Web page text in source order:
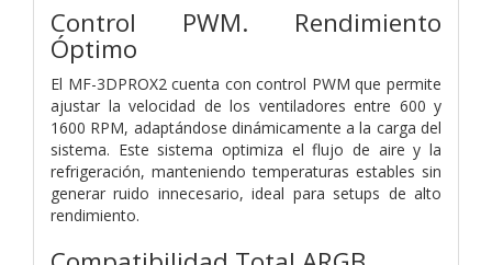
Control PWM. Rendimiento
Óptimo
El MF-3DPROX2 cuenta con control PWM que permite
ajustar la velocidad de los ventiladores entre 600 y
1600 RPM, adaptándose dinámicamente a la carga del
sistema. Este sistema optimiza el flujo de aire y la
refrigeración, manteniendo temperaturas estables sin
generar ruido innecesario, ideal para setups de alto
rendimiento.